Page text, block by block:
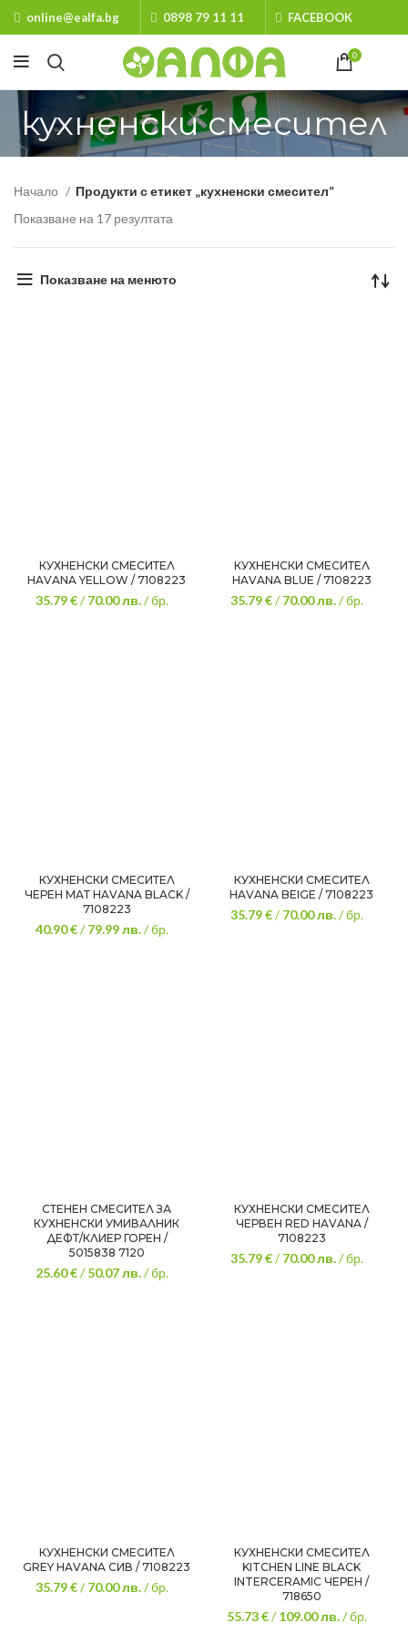
online@ealfa.bg 0898 79 11 11 FACEBOOK
0
кухненски смесител
Начало
Продукти с етикет „кухненски смесител“
Показване на 17 резултата
Показване на менюто
КУХНЕНСКИ СМЕСИТЕЛ
HAVANA YELLOW / 7108223
35.79 €/70.00лв./ бр.
КУХНЕНСКИ СМЕСИТЕЛ
HAVANA BLUE / 7108223
35.79 €/70.00лв./ бр.
КУХНЕНСКИ СМЕСИТЕЛ
ЧЕРЕН МАТ HAVANA BLACK /
7108223
40.90 €/79.99лв./ бр.
КУХНЕНСКИ СМЕСИТЕЛ
HAVANA BEIGE / 7108223
35.79 €/70.00лв./ бр.
СТЕНЕН СМЕСИТЕЛ ЗА
КУХНЕНСКИ УМИВАЛНИК
ДЕФТ/КЛИЕР ГОРЕН /
5015838 7120
25.60 €/50.07лв./ бр.
КУХНЕНСКИ СМЕСИТЕЛ
ЧЕРВЕН RED HAVANA /
7108223
35.79 €/70.00лв./ бр.
КУХНЕНСКИ СМЕСИТЕЛ
GREY HAVANA СИВ / 7108223
35.79 €/70.00лв./ бр.
КУХНЕНСКИ СМЕСИТЕЛ
KITCHEN LINE BLACK
INTERCERAMIC ЧЕРЕН /
718650
55.73 €/109.00лв./ бр.